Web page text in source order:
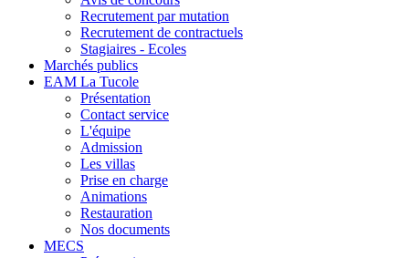
Recrutement par mutation
Recrutement de contractuels
Stagiaires - Ecoles
Marchés publics
EAM La Tucole
Présentation
Contact service
L'équipe
Admission
Les villas
Prise en charge
Animations
Restauration
Nos documents
MECS